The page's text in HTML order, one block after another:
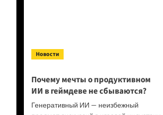
Новости
Почему мечты о продуктивном
ИИ в геймдеве не сбываются?
Генеративный ИИ — неизбежный